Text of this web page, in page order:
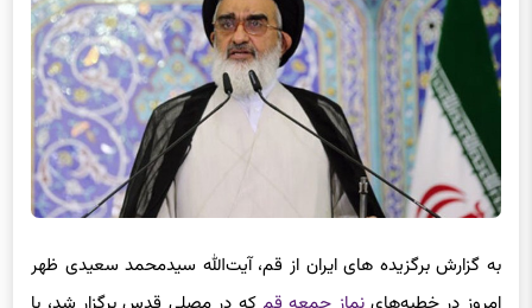
به گزارش برگزیده های ایران از قم، آیت‌الله سید‌محمد سعیدی ظهر